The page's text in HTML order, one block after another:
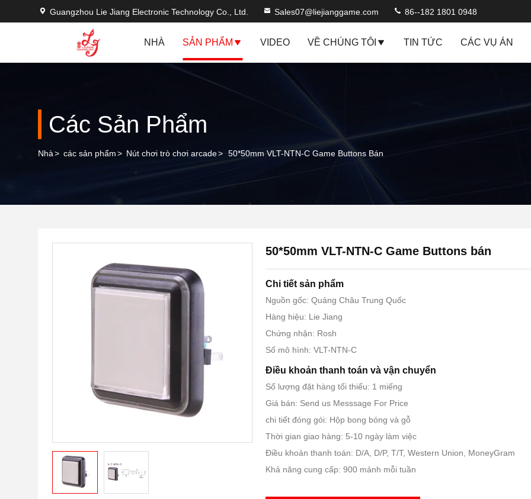
Guangzhou Lie Jiang Electronic Technology Co., Ltd. Sales07@liejianggame.com 86--182 1801 0948
NHÀ SẢN PHẨM VIDEO VỀ CHÚNG TÔI TIN TỨC CÁC VỤ ÁN
Các Sản Phẩm
Nhà> các sản phẩm> Nút chơi trò chơi arcade> 50*50mm VLT-NTN-C Game Buttons Bán
50*50mm VLT-NTN-C Game Buttons bán
Chi tiết sản phẩm
Nguồn gốc: Quảng Châu Trung Quốc
Hàng hiệu: Lie Jiang
Chứng nhận: Rosh
Số mô hình: VLT-NTN-C
Điều khoản thanh toán và vận chuyển
Số lượng đặt hàng tối thiểu: 1 miếng
Giá bán: Send us Messsage For Price
chi tiết đóng gói: Hộp bong bóng và gỗ
Thời gian giao hàng: 5-10 ngày làm việc
Điều khoản thanh toán: D/A, D/P, T/T, Western Union, MoneyGram
Khả năng cung cấp: 900 mảnh mỗi tuần